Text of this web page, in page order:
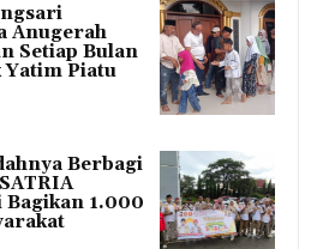
Anugerah
Setiap Bulan
Yatim Piatu
Berbagi
Bagikan 1.000